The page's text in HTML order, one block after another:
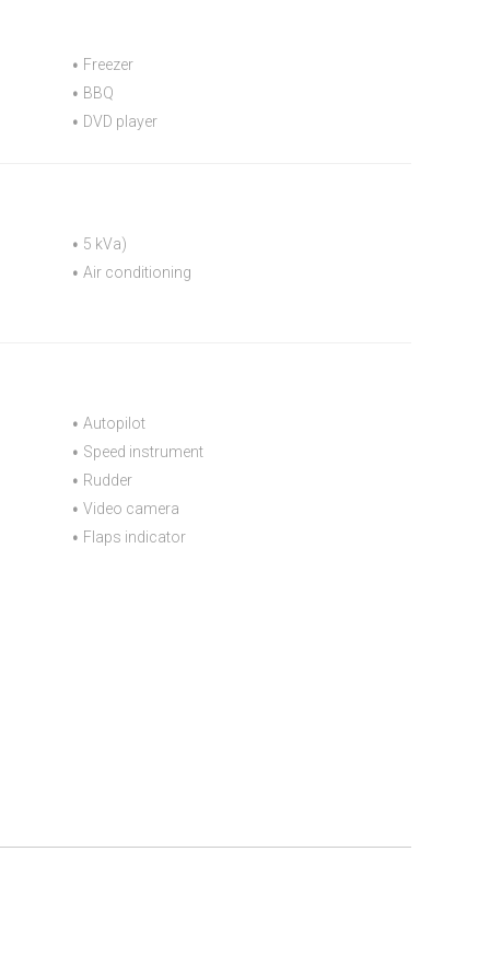
Freezer
BBQ
DVD player
5 kVa)
Air conditioning
Autopilot
Speed instrument
Rudder
Video camera
Flaps indicator